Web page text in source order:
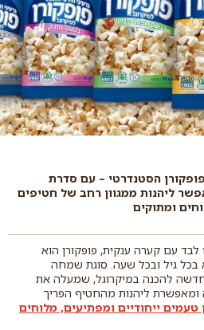
הסטנדרטי – עם סדרת
ליהנות ממגוון רחב של חטיפים
ומתוקים
לבד עם קערה ענקית, פופקורן הוא
גיל ובכל שעה. סוגת שמחה
להכנה במיקרוגל, שמעלה את
ומאפשרת ליהנות מהחטיף הפריך
טעמים ייחודיים ומפתיעים, מלוחים